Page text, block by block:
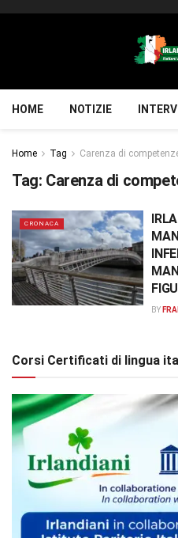
HOME NOTIZIE
Home Tag Carenza di
Tag: Carenza di
CRONACA
BY
Corsi Certificati di lingua